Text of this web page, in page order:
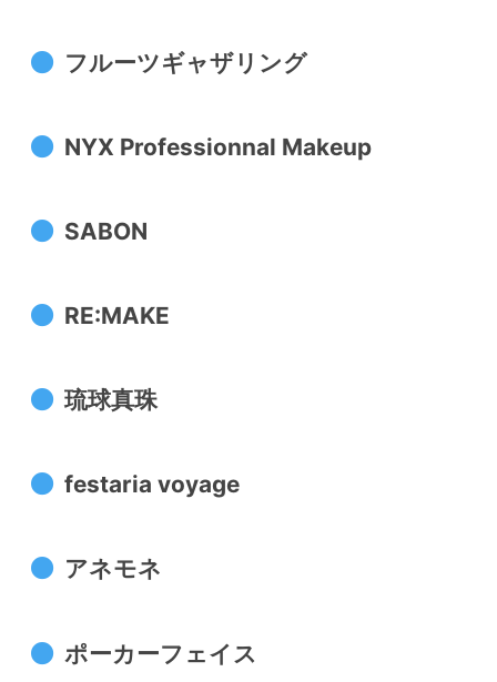
フルーツギャザリング
NYX Professionnal Makeup
SABON
RE:MAKE
琉球真珠
festaria voyage
アネモネ
ポーカーフェイス